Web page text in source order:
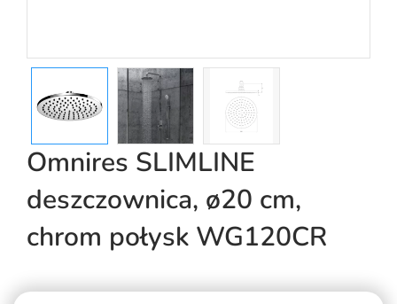
Omnires SLIMLINE
deszczownica, ø20 cm,
chrom połysk WG120CR